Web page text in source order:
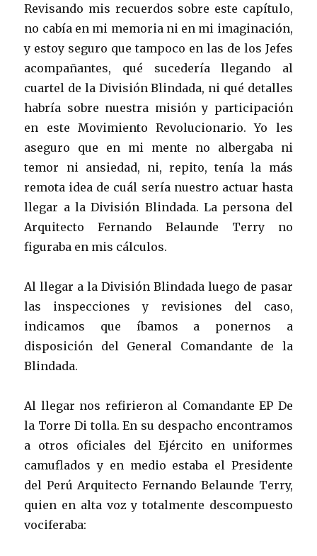
Revisando mis recuerdos sobre este capítulo,
no cabía en mi memoria ni en mi imaginación,
y estoy seguro que tampoco en las de los Jefes
acompañantes, qué sucedería llegando al
cuartel de la División Blindada, ni qué detalles
habría sobre nuestra misión y participación
en este Movimiento Revolucionario. Yo les
aseguro que en mi mente no albergaba ni
temor ni ansiedad, ni, repito, tenía la más
remota idea de cuál sería nuestro actuar hasta
llegar a la División Blindada. La persona del
Arquitecto Fernando Belaunde Terry no
figuraba en mis cálculos.
Al llegar a la División Blindada luego de pasar
las inspecciones y revisiones del caso,
indicamos que íbamos a ponernos a
disposición del General Comandante de la
Blindada.
Al llegar nos refirieron al Comandante EP De
la Torre Di tolla. En su despacho encontramos
a otros oficiales del Ejército en uniformes
camuflados y en medio estaba el Presidente
del Perú Arquitecto Fernando Belaunde Terry,
quien en alta voz y totalmente descompuesto
vociferaba: